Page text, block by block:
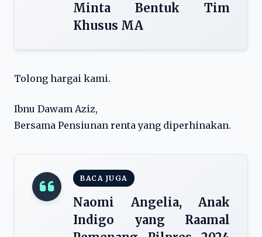
Minta Bentuk Tim
Khusus MA
Tolong hargai kami.
Ibnu Dawam Aziz,
Bersama Pensiunan renta yang diperhinakan.
BACA JUGA
Naomi Angelia, Anak
Indigo yang Raamal